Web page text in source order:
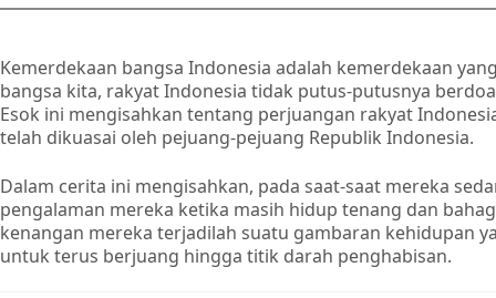
Kemerdekaan bangsa Indonesia adalah kemerdekaan
bangsa kita, rakyat Indonesia tidak putus-putusnya
Esok ini mengisahkan tentang perjuangan rakyat
telah dikuasai oleh pejuang-pejuang Republik Indonesia.
Dalam cerita ini mengisahkan, pada saat-saat mereka
pengalaman mereka ketika masih hidup tenang dan
kenangan mereka terjadilah suatu gambaran kehidupan
untuk terus berjuang hingga titik darah penghabisan.